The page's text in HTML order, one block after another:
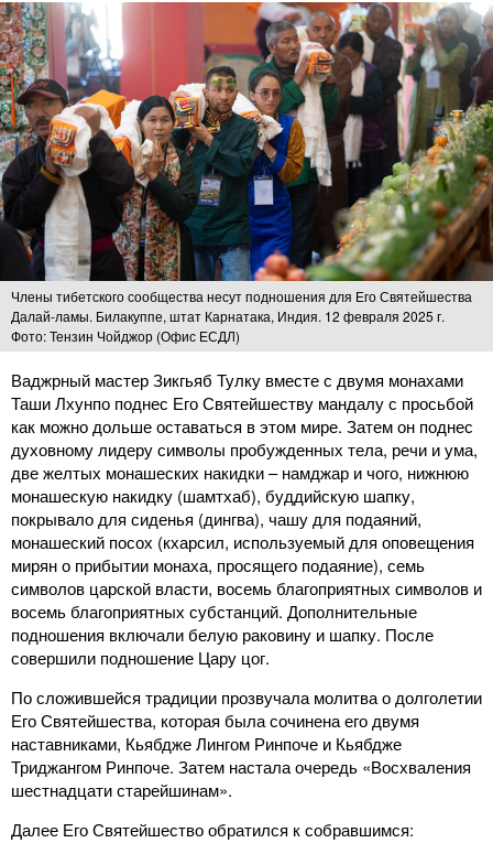
Члены тибетского сообщества несут подношения для Его Святейшества
Далай-ламы. Билакуппе, штат Карнатака, Индия. 12 февраля 2025 г.
Фото: Тензин Чойджор (Офис ЕСДЛ)
Ваджрный мастер Зикгьяб Тулку вместе с двумя монахами
Таши Лхунпо поднес Его Святейшеству мандалу с просьбой
как можно дольше оставаться в этом мире. Затем он поднес
духовному лидеру символы пробужденных тела, речи и ума,
две желтых монашеских накидки – намджар и чого, нижнюю
монашескую накидку (шамтхаб), буддийскую шапку,
покрывало для сиденья (дингва), чашу для подаяний,
монашеский посох (кхарсил, используемый для оповещения
мирян о прибытии монаха, просящего подаяние), семь
символов царской власти, восемь благоприятных символов и
восемь благоприятных субстанций. Дополнительные
подношения включали белую раковину и шапку. После
совершили подношение Цару цог.
По сложившейся традиции прозвучала молитва о долголетии
Его Святейшества, которая была сочинена его двумя
наставниками, Кьябдже Лингом Ринпоче и Кьябдже
Триджангом Ринпоче. Затем настала очередь «Восхваления
шестнадцати старейшинам».
Далее Его Святейшество обратился к собравшимся: